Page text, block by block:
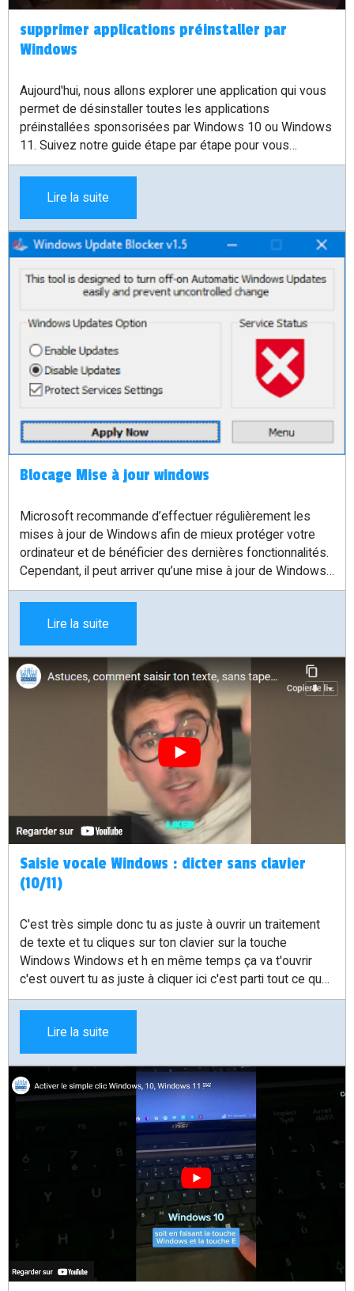
supprimer applications préinstaller par
Windows
Aujourd'hui, nous allons explorer une application qui vous
permet de désinstaller toutes les applications
préinstallées sponsorisées par Windows 10 ou Windows
11. Suivez notre guide étape par étape pour vous
débarrasser des applications indésirables et optimiser
l'espace de stockage sur votre ordinateur.
Lire la suite
Blocage Mise à jour windows
Microsoft recommande d’effectuer régulièrement les
mises à jour de Windows afin de mieux protéger votre
ordinateur et de bénéficier des dernières fonctionnalités.
Cependant, il peut arriver qu’une mise à jour de Windows
génère des problèmes sur votre ordinateur, voire le faire
planter.
Lire la suite
Saisie vocale Windows : dicter sans clavier
(10/11)
C'est très simple donc tu as juste à ouvrir un traitement
de texte et tu cliques sur ton clavier sur la touche
Windows Windows et h en même temps ça va t'ouvrir
c'est ouvert tu as juste à cliquer ici c'est parti tout ce que
je vais dire va être transmis automatiquement dans mon
automatiquement avec Windows alors pour ça vous allez
aller sur la petite barre de recherche vous allez taper saisi
vocal vous allez l'ouvrir hop c'est parti une fois ouvert
vous avez juste à cliquer sur Démarrer l'accès vocal avant
de vous connecter à votre PC demandez l'accès vocal
une fois que vous êtes connecté à votre PC donc hop
vous cochez cette case d que vous allez redémarrer
votre ordinateur l'accès vocal sera accessible
Lire la suite